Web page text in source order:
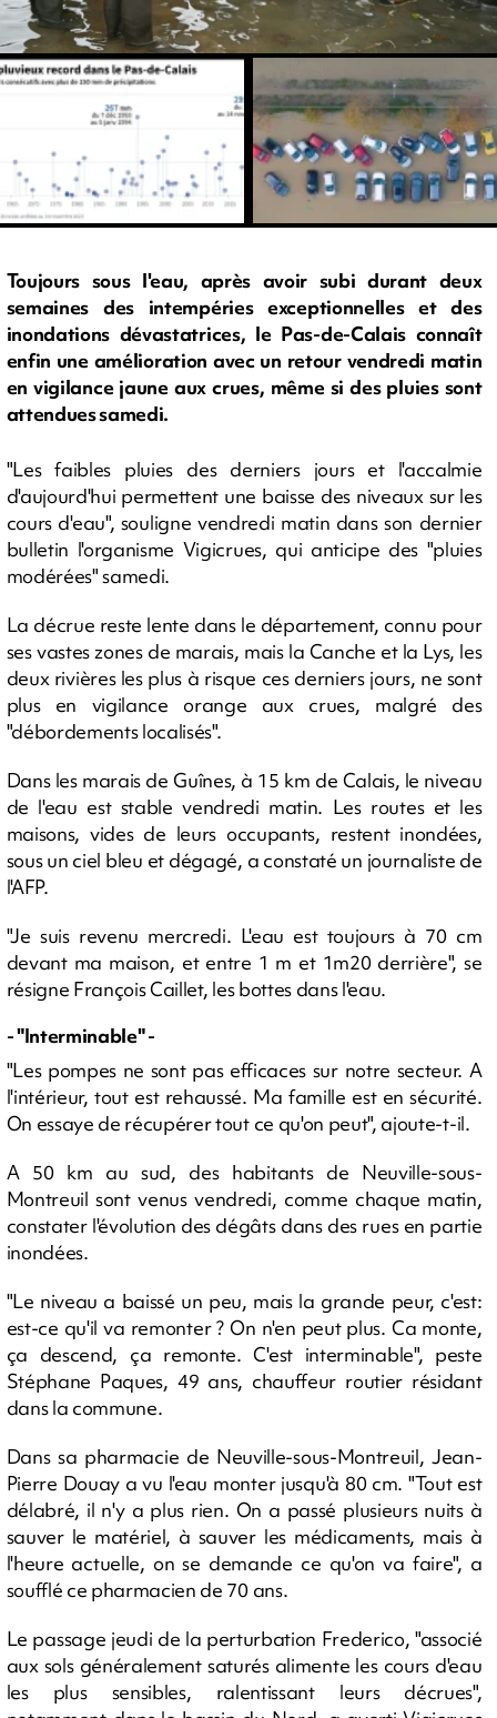
Toujours sous l'eau, après avoir subi durant deux
semaines des intempéries exceptionnelles et des
inondations dévastatrices, le Pas-de-Calais connaît
enfin une amélioration avec un retour vendredi matin
en vigilance jaune aux crues, même si des pluies sont
attendues samedi.
"Les faibles pluies des derniers jours et l'accalmie
d'aujourd'hui permettent une baisse des niveaux sur les
cours d'eau", souligne vendredi matin dans son dernier
bulletin l'organisme Vigicrues, qui anticipe des "pluies
modérées" samedi.
La décrue reste lente dans le département, connu pour
ses vastes zones de marais, mais la Canche et la Lys, les
deux rivières les plus à risque ces derniers jours, ne sont
plus en vigilance orange aux crues, malgré des
"débordements localisés".
Dans les marais de Guînes, à 15 km de Calais, le niveau
de l'eau est stable vendredi matin. Les routes et les
maisons, vides de leurs occupants, restent inondées,
sous un ciel bleu et dégagé, a constaté un journaliste de
l'AFP.
"Je suis revenu mercredi. L'eau est toujours à 70 cm
devant ma maison, et entre 1 m et 1m20 derrière", se
résigne François Caillet, les bottes dans l'eau.
- "Interminable" -
"Les pompes ne sont pas efficaces sur notre secteur. A
l'intérieur, tout est rehaussé. Ma famille est en sécurité.
On essaye de récupérer tout ce qu'on peut", ajoute-t-il.
A 50 km au sud, des habitants de Neuville-sous-
Montreuil sont venus vendredi, comme chaque matin,
constater l'évolution des dégâts dans des rues en partie
inondées.
"Le niveau a baissé un peu, mais la grande peur, c'est:
est-ce qu'il va remonter ? On n'en peut plus. Ca monte,
ça descend, ça remonte. C'est interminable", peste
Stéphane Paques, 49 ans, chauffeur routier résidant
dans la commune.
Dans sa pharmacie de Neuville-sous-Montreuil, Jean-
Pierre Douay a vu l'eau monter jusqu'à 80 cm. "Tout est
délabré, il n'y a plus rien. On a passé plusieurs nuits à
sauver le matériel, à sauver les médicaments, mais à
l'heure actuelle, on se demande ce qu'on va faire", a
soufflé ce pharmacien de 70 ans.
Le passage jeudi de la perturbation Frederico, "associé
aux sols généralement saturés alimente les cours d'eau
les plus sensibles, ralentissant leurs décrues",